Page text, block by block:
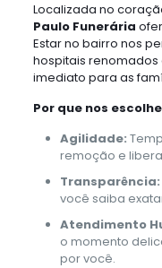
Localizada no coração
Paulo Funerária
Estar no bairro nos
hospitais
imediato para as
Por que nos
Agilidade:
remoção e
Transparência:
você saiba
Atendimento
o momento
por você.